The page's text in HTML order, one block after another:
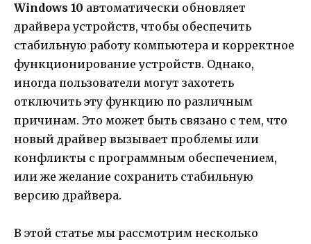
Windows 10 автоматически обновляет
драйвера устройств, чтобы обеспечить
стабильную работу компьютера и корректное
функционирование устройств. Однако,
иногда пользователи могут захотеть
отключить эту функцию по различным
причинам. Это может быть связано с тем, что
новый драйвер вызывает проблемы или
конфликты с программным обеспечением,
или же желание сохранить стабильную
версию драйвера.
В этой статье мы рассмотрим несколько